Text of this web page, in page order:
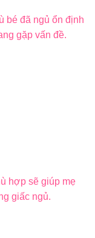
bé đã ngủ ổn định
gặp vấn đề.
hợp sẽ giúp mẹ
giấc ngủ.